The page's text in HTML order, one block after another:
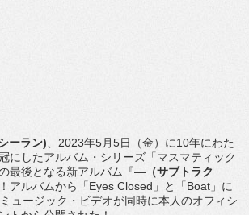
ーラン) 2023年5月5日（金）に10年にわた
にしたアルバム・シリーズ「マスマティック
最後となる新アルバム『― （サブトラク
アルバムから「Eyes Closed 」と「Boat 」に
ュージック・ビデオが同時に本人のオフィシ